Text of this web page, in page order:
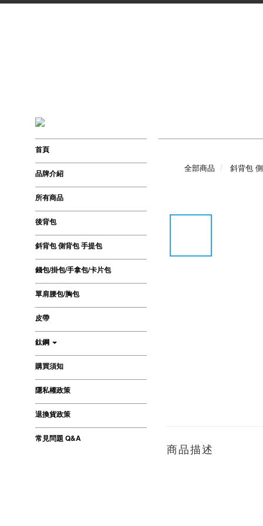
首頁
品牌介紹
所有商品
後背包
斜背包 側背包 手提包
錢包/掛包/手拿包/卡片包
單肩腰包/胸包
皮帶
鈦鋼
購買須知
隱私權政策
退換貨政策
常見問題 Q&A
全部商品 斜背包
商品描述